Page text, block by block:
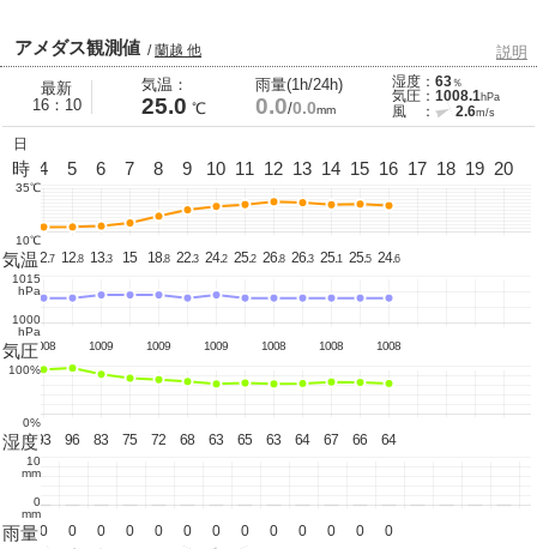
アメダス観測値 /蘭越 他 説明
最新
16：10
気温：
25.0 ℃
雨量(1h/24h)
0.0/0.0mm
湿度： 63％
気圧： 1008.1 hPa
風 ： 2.6m/s
日
時
3 4 5 6 7 8 9 10 11 12 13 14 15 16 17 18 19 20
35℃
10℃
気温
13. 3 12. 7 12. 8 13. 3 15 18.8 22. 3 24.2 25. 2 26. 8 26. 3 25. 1 25. 5 24.6
1015
hPa
1000
hPa
気圧1008 1009 1009 1009 1008 1008
1008
100%
0%
湿度
93 93 96 83 75 72 68 63 65 63 64 67 66 64
10
mm
0
mm
雨量
0 0 0 0 0 0 0 0 0 0 0 0 0 0